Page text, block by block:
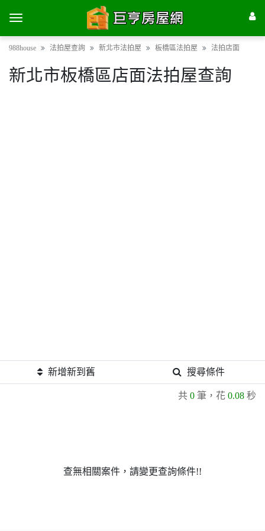
988house 法拍屋查詢 新北市法拍屋 板橋區法拍屋 法拍店面
新北市板橋區店面法拍屋查詢
新增新到舊 搜尋條件
共 0 筆，花 0.08 秒
查無相關案件，請變更查詢條件!!